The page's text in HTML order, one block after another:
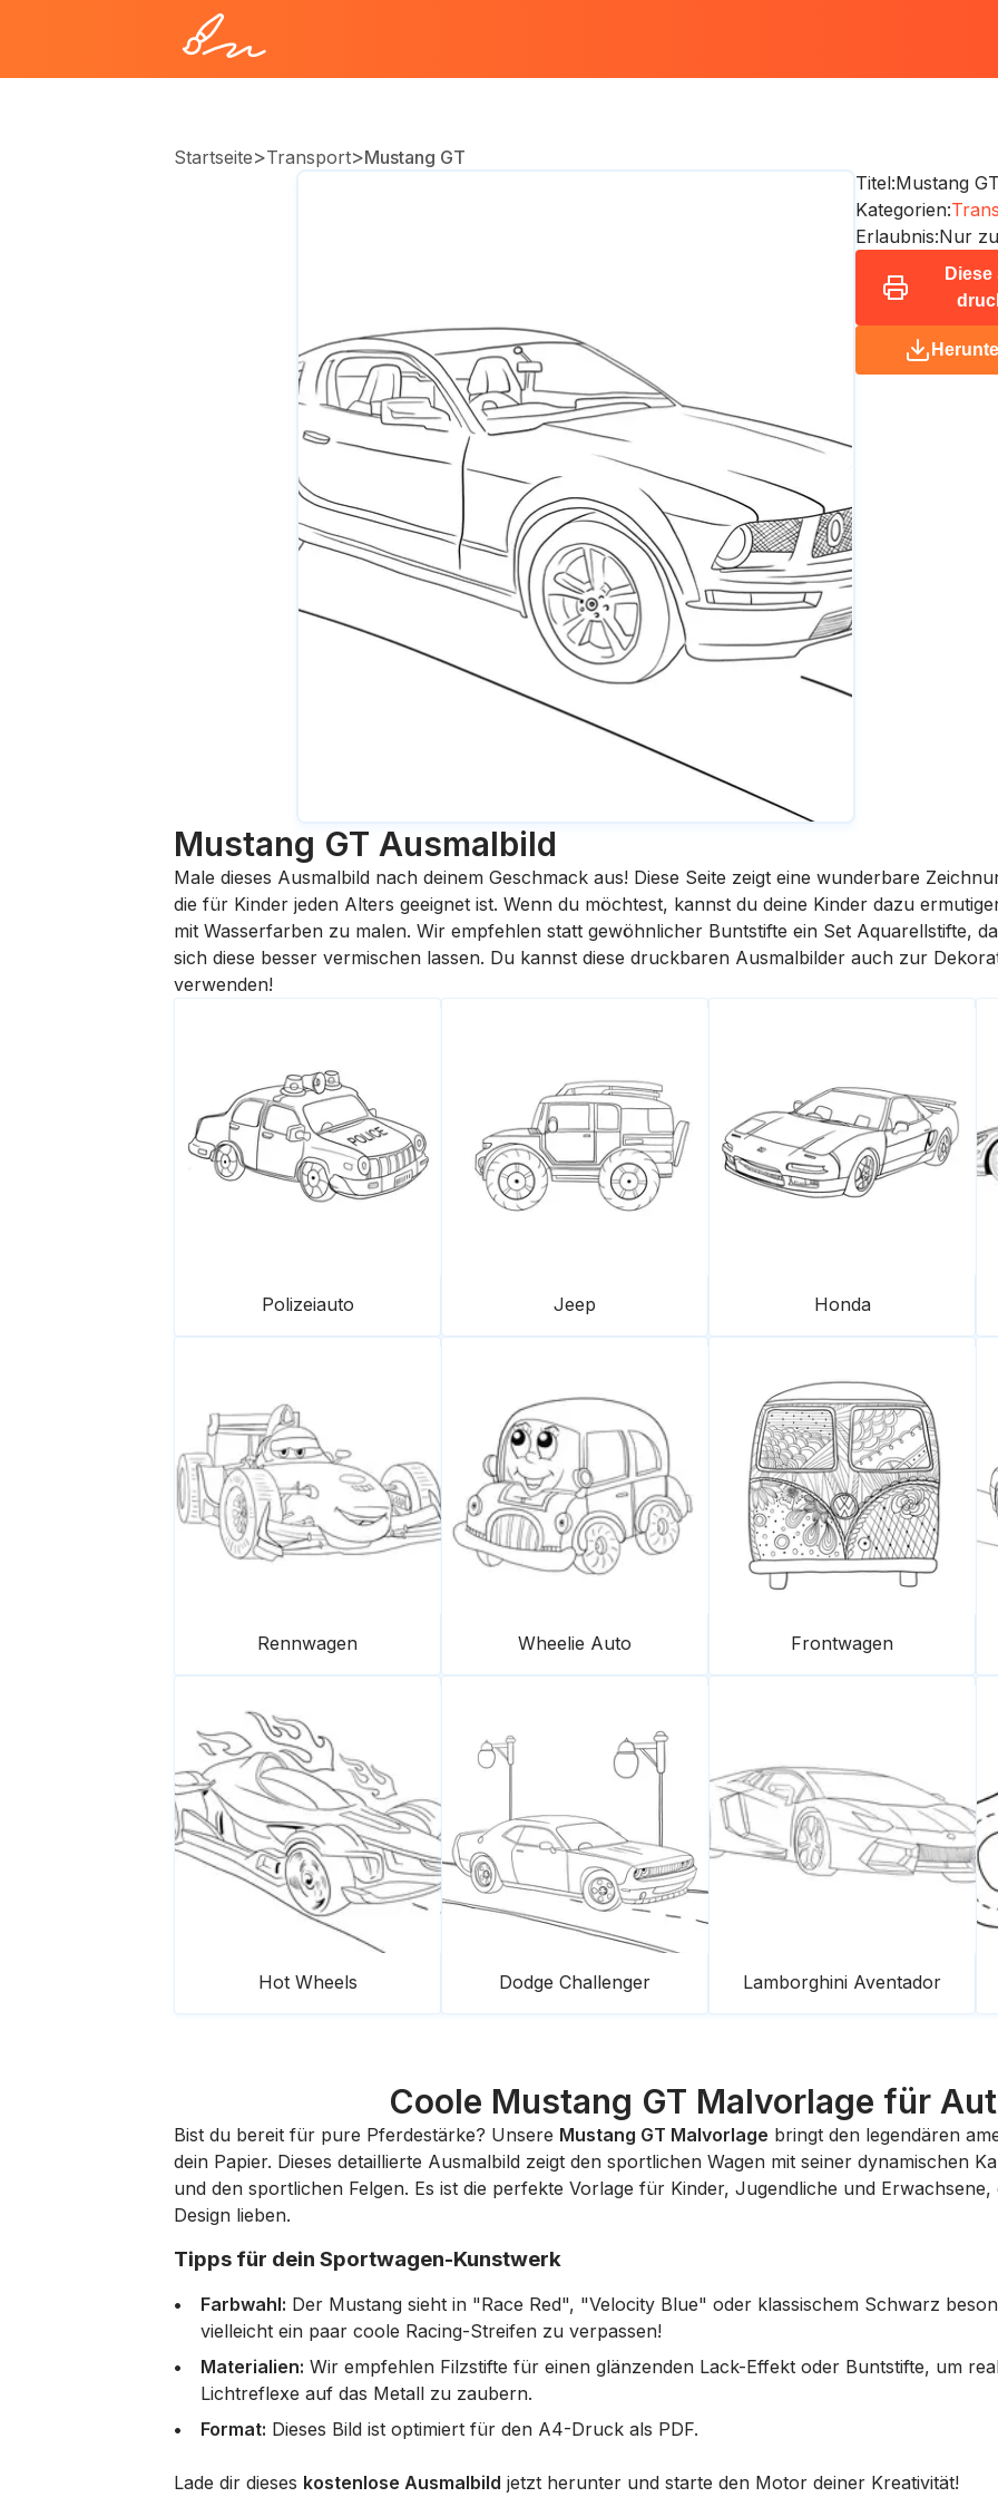
Startseite>Transport>Mustang GT
Titel:Mustang GT
Kategorien:
Erlaubnis:Nur
Diese
Mustang GT Ausmalbild
Male dieses Ausmalbild nach deinem Geschmack aus! Diese Seite zeigt eine wunderbare
die für Kinder jeden Alters geeignet ist. Wenn du möchtest, kannst du deine Kinder dazu
mit Wasserfarben zu malen. Wir empfehlen statt gewöhnlicher Buntstifte ein Set Aquarellstifte, da
sich diese besser vermischen lassen. Du kannst diese druckbaren Ausmalbilder auch zur
verwenden!
Polizeiauto Jeep Honda
Rennwagen Wheelie Auto Frontwagen
Hot Wheels Dodge Challenger Lamborghini Aventador
Coole Mustang GT Malvorlage für
Bist du bereit für pure Pferdestärke? Unsere Mustang GT Malvorlage bringt den legendären
dein Papier. Dieses detaillierte Ausmalbild zeigt den sportlichen Wagen mit seiner dynamischen
und den sportlichen Felgen. Es ist die perfekte Vorlage für Kinder, Jugendliche und
Design lieben.
Tipps für dein Sportwagen-Kunstwerk
Farbwahl: Der Mustang sieht in "Race Red", "Velocity Blue" oder klassischem Schwarz
vielleicht ein paar coole Racing-Streifen zu verpassen!
Materialien: Wir empfehlen Filzstifte für einen glänzenden Lack-Effekt oder Buntstifte, um
Lichtreflexe auf das Metall zu zaubern.
Format: Dieses Bild ist optimiert für den A4-Druck als PDF.
Lade dir dieses kostenlose Ausmalbild jetzt herunter und starte den Motor deiner Kreativität!